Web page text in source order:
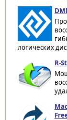
логических
R-